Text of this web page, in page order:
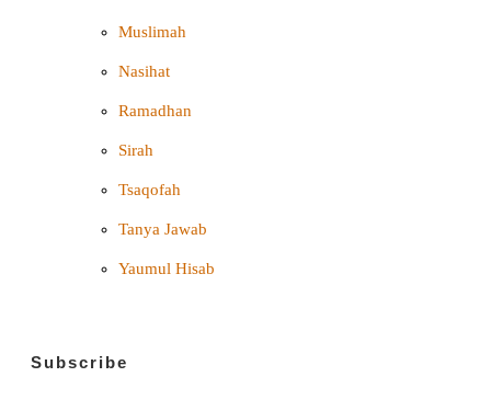
Muslimah
Nasihat
Ramadhan
Sirah
Tsaqofah
Tanya Jawab
Yaumul Hisab
Subscribe